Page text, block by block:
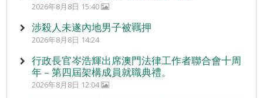
2026年8月8日 15:40
涉殺人未遂內地男子被羈押
2026年8月8日 14:24
行政長官岑浩輝出席澳門法律工作者聯合會十周
年 – 第四屆架構成員就職典禮。
2026年8月8日 12:04